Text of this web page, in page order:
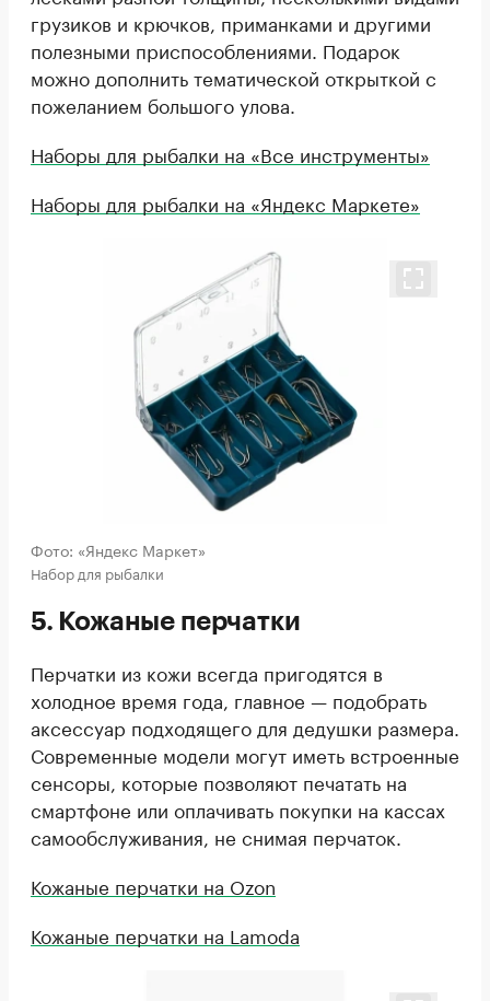
грузиков и крючков, приманками и другими
полезными приспособлениями. Подарок
можно дополнить тематической открыткой с
пожеланием большого улова.
Наборы для рыбалки на «Все инструменты»
Наборы для рыбалки на «Яндекс Маркете»
Фото: «Яндекс Маркет»
Набор для рыбалки
5. Кожаные перчатки
Перчатки из кожи всегда пригодятся в
холодное время года, главное — подобрать
аксессуар подходящего для дедушки размера.
Современные модели могут иметь встроенные
сенсоры, которые позволяют печатать на
смартфоне или оплачивать покупки на кассах
самообслуживания, не снимая перчаток.
Кожаные перчатки на Ozon
Кожаные перчатки на Lamoda